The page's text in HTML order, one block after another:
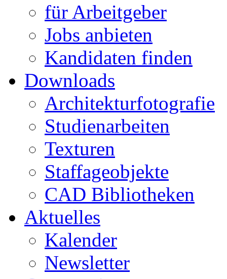
für Arbeitgeber
Jobs anbieten
Kandidaten finden
Downloads
Architekturfotografie
Studienarbeiten
Texturen
Staffageobjekte
CAD Bibliotheken
Aktuelles
Kalender
Newsletter